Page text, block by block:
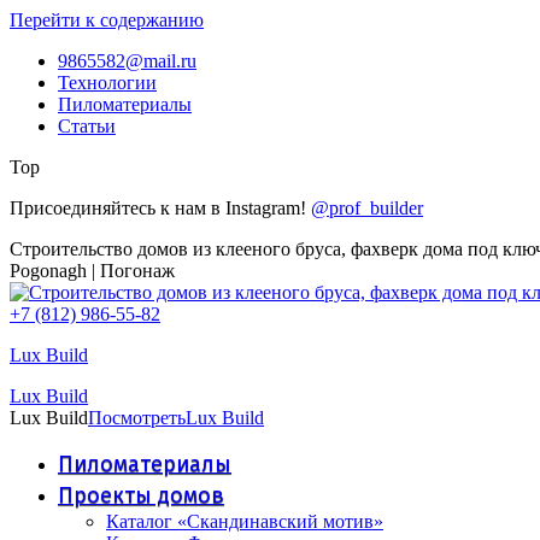
Перейти к содержанию
9865582@mail.ru
Технологии
Пиломатериалы
Статьи
Top
Присоединяйтесь к нам в Instagram! @prof_builder
Строительство домов из клееного бруса, фахверк дома под
Pogonagh | Погонаж
+7 (812) 986-55-82
Lux Build
Lux Build
Lux BuildПосмотретьLux Build
Пиломатериалы
Проекты домов
Каталог «Скандинавский мотив»